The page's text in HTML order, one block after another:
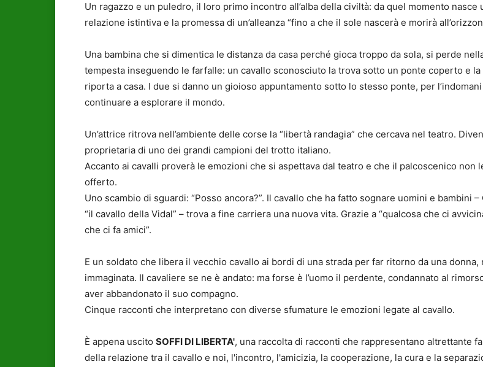
Un ragazzo e un puledro, il loro primo incontro all’alba della civiltà: da quel momento nasce
relazione istintiva e la promessa di un’alleanza “fino a che il sole nascerà e morirà
Una bambina che si dimentica le distanza da casa perché gioca troppo da sola, si perde
tempesta inseguendo le farfalle: un cavallo sconosciuto la trova sotto un ponte coperto e la
riporta a casa. I due si danno un gioioso appuntamento sotto lo stesso ponte, per
continuare a esplorare il mondo.
Un’attrice ritrova nell’ambiente delle corse la “libertà randagia” che cercava nel teatro.
proprietaria di uno dei grandi campioni del trotto italiano.
Accanto ai cavalli proverà le emozioni che si aspettava dal teatro e che il palcoscenico non
offerto.
Uno scambio di sguardi: “Posso ancora?”. Il cavallo che ha fatto sognare uomini e bambini –
“il cavallo della Vidal” – trova a fine carriera una nuova vita. Grazie a “qualcosa che ci
che ci fa amici”.
E un soldato che libera il vecchio cavallo ai bordi di una strada per far ritorno da una donna,
immaginata. Il cavaliere se ne è andato: ma forse è l’uomo il perdente, condannato al
aver abbandonato il suo compagno.
Cinque racconti che interpretano con diverse sfumature le emozioni legate al cavallo.
È appena uscito SOFFI DI LIBERTA', una raccolta di racconti che rappresentano altrettante
della relazione tra il cavallo e noi, l'incontro, l'amicizia, la cooperazione, la cura e la